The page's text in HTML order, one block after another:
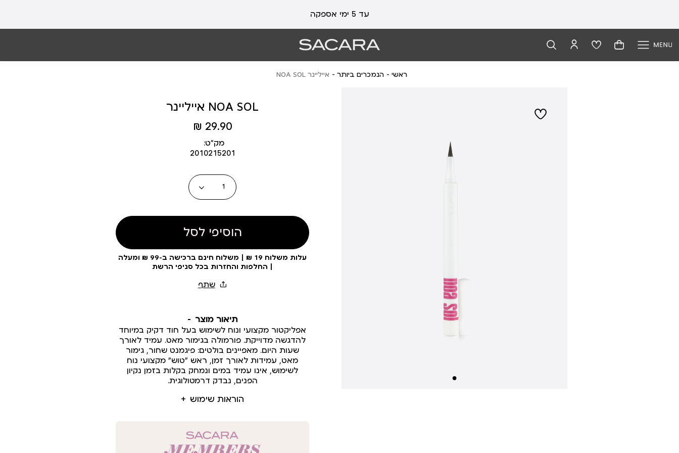
עד 5 ימי אספקה
ראשי הנמכרים ביותר אייליינר NOA SOL
אייליינר NOA SOL
מחיר
מוצר
29.90 ₪
מק״ט:
2010215201
כמות
הוסיפי לסל
עלות משלוח 19 ₪ | משלוח חינם ברכישה ב-99 ₪ ומעלה
| החלפות והחזרות בכל סניפי הרשת
תיאור מוצר
הוראות שימוש
אפליקטור מקצועי ונוח לשימוש בעל חוד דקיק במיוחד
להדגשה מדוייקת. פורמולה בגימור מאט. עמיד לאורך
שעות היום. מאפיינים בולטים: פיגמנט שחור, גימור
מאט, עמידות לאורך זמן, ראש ”טוש” מקצועי נוח
לשימוש, אינו עמיד במים ונמחק בקלות בזמן נקיון
הפנים, נבדק דרמטולוגית.